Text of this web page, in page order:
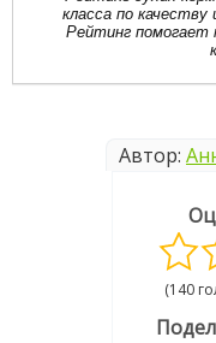
класса по
Рейтинг помогает
Автор:
(140